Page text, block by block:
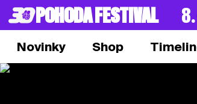
POHODA FESTIVAL
Novinky Shop